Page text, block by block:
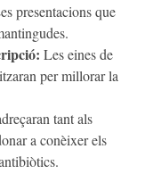
presentacions que
Les eines de
per millorar la
tant als
a conèixer els